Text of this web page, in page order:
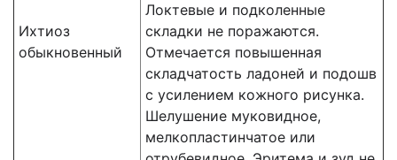
Ихтиоз
обыкновенный
Локтевые и подколенные
складки не поражаются.
Отмечается повышен­ная
складчатость ладоней и подошв
с усилением кожного рисунка.
Шелушение муковидное,
мелкопластинчатое или